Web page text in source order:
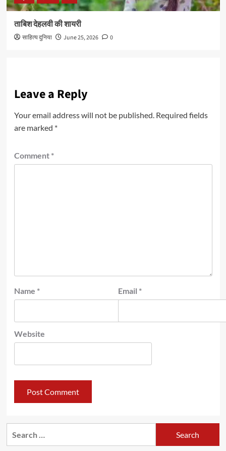
ताबिश देहलवी की शायरी
साहित्य दुनिया June 25, 2026 0
Leave a Reply
Your email address will not be published. Required fields
are marked *
Comment *
Name * Email *
Website